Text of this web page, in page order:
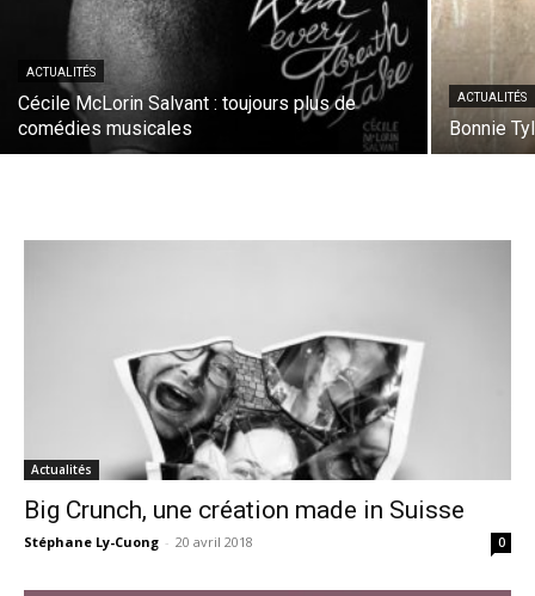
ACTUALITÉS
Cécile McLorin Salvant : toujours plus de
comédies musicales
ACTUALITÉS
Bonnie
Actualités
Big Crunch, une création made in Suisse
Stéphane Ly-Cuong - 20 avril 2018 0